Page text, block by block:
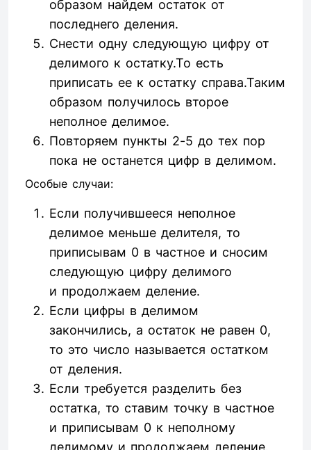
образом найдем остаток от
последнего деления.
Снести одну следующую цифру от
делимого к остатку.То есть
приписать ее к остатку справа.Таким
образом получилось второе
неполное делимое.
Повторяем пункты 2-5 до тех пор
пока не останется цифр в делимом.
Особые случаи:
Если получившееся неполное
делимое меньше делителя, то
приписывам 0 в частное и сносим
следующую цифру делимого
и продолжаем деление.
Если цифры в делимом
закончились, а остаток не равен 0,
то это число называется остатком
от деления.
Если требуется разделить без
остатка, то ставим точку в частное
и приписывам 0 к неполному
делимому и продолжаем деление.